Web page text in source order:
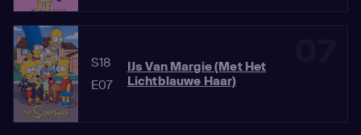
S18
E07
IJs Van Margie (Met Het
Lichtblauwe Haar)